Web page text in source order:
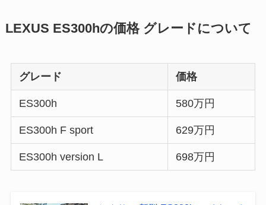
LEXUS ES300hの価格 グレードについて
グレード 価格
ES300h 580万円
ES300h F sport 629万円
ES300h version L 698万円